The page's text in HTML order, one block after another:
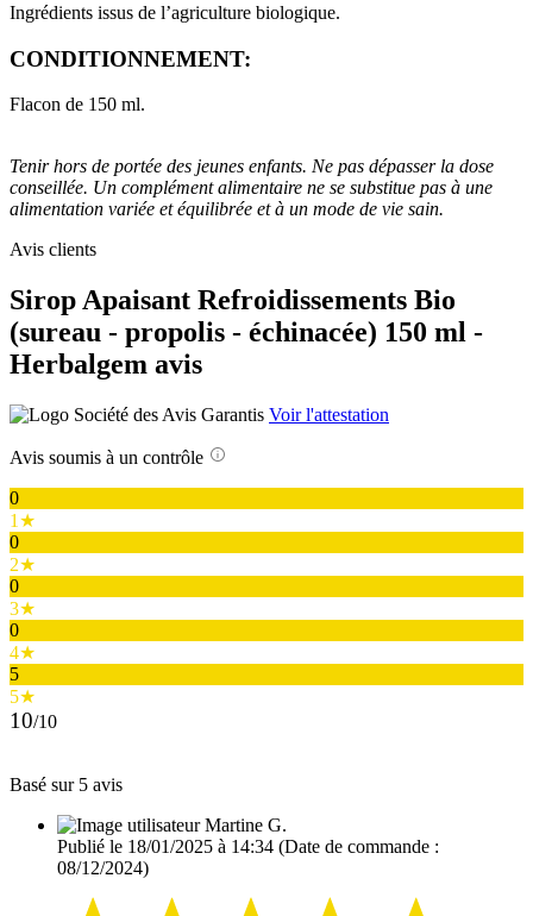
Ingrédients issus de l’agriculture biologique.
CONDITIONNEMENT:
Flacon de 150 ml.
Tenir hors de portée des jeunes enfants. Ne pas dépasser la dose
conseillée. Un complément alimentaire ne se substitue pas à une
alimentation variée et équilibrée et à un mode de vie sain.
Avis clients
Sirop Apaisant Refroidissements Bio
(sureau - propolis - échinacée) 150 ml -
Herbalgem avis
Voir l'attestation
Avis soumis à un contrôle
0
1★
0
2★
0
3★
0
4★
5
5★
10/10
Basé sur 5 avis
Martine G.
Publié le 18/01/2025 à 14:34 (Date de commande :
08/12/2024)